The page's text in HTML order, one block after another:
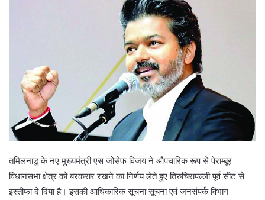
तमिलनाडु के नए मुख्यमंत्री एस जोसेफ विजय ने औपचारिक रूप से पेराम्बूर
विधानसभा क्षेत्र को बरकरार रखने का निर्णय लेते हुए तिरुचिरापल्ली पूर्व सीट से
इस्तीफा दे दिया है। इसकी आधिकारिक सूचना सूचना एवं जनसंपर्क विभाग